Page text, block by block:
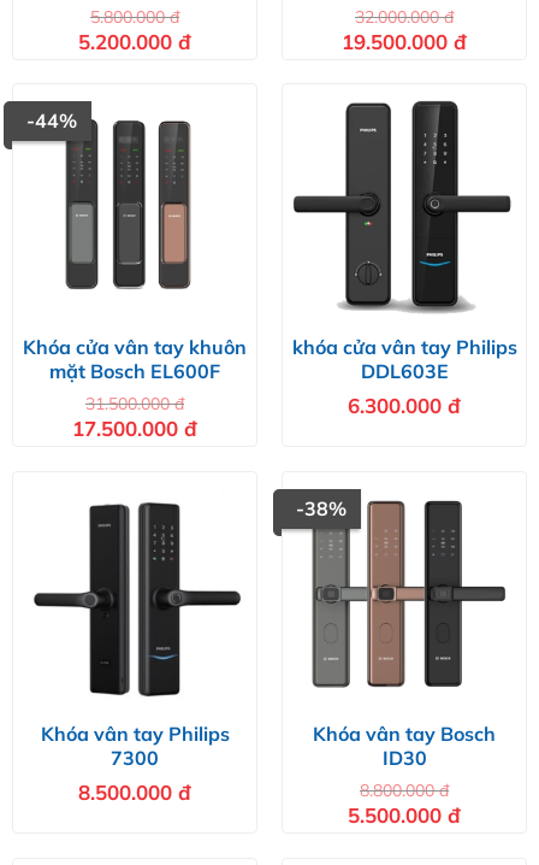
5.800.000đ
Giá
gốc
5.200.000 đGiá
EL800VF
32.000.000đ
Giá
gốc
19.500.000 đGiá
-44%
Khóa cửa vân tay khuôn
mặt Bosch EL600F
31.500.000đ
Giá
gốc
17.500.000 đGiá
17.500.000 đ.
khóa cửa vân tay Philips
DDL603E
6.300.000 đ
Khóa vân tay Philips
7300
8.500.000 đ
-38%
Khóa vân tay Bosch
ID30
8.800.000đ
Giá
gốc
5.500.000 đGiá